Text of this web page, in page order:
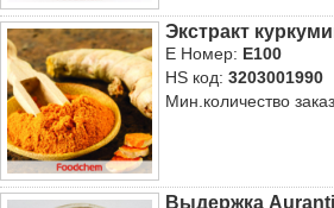
Экстракт
E Номер: E100
HS код:3203001990
Мин.количество
Выдержка